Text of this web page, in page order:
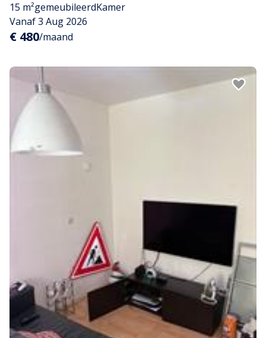
15 m²gemeubileerdKamer
Vanaf 3 Aug 2026
€ 480/maand